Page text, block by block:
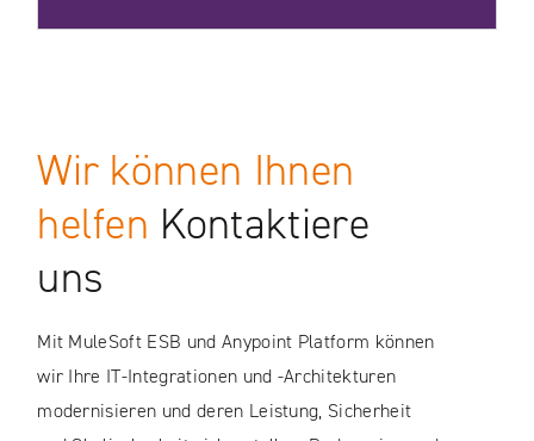
Wir können Ihnen
helfen Kontaktiere
uns
Mit MuleSoft ESB und Anypoint Platform können
wir Ihre IT-Integrationen und -Architekturen
modernisieren und deren Leistung, Sicherheit